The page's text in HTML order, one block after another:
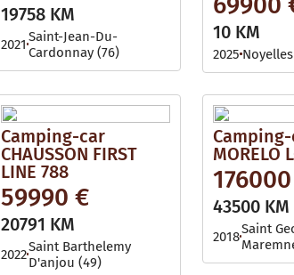
e
l
b
e
19758 KM
2021 Saint-Jean-Du-
Cardonnay (76)
10 KM
2025
Camping-car
CHAUSSON FIRST
LINE 788
59990 €
20791 KM
2022Saint Barthelemy
D'anjou (49)
MORELO
43500 KM
2018Saint